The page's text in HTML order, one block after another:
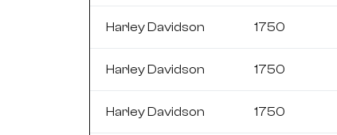
Harley Davidson 1750
Harley Davidson 1750
Harley Davidson 1750